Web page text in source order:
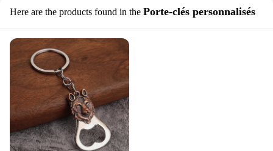
Here are the products found in the Porte-clés personnalisés